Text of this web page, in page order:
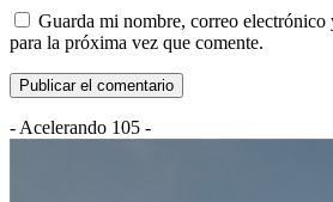
Guarda mi nombre, correo electrónico
para la próxima vez que comente.
- Acelerando 105 -